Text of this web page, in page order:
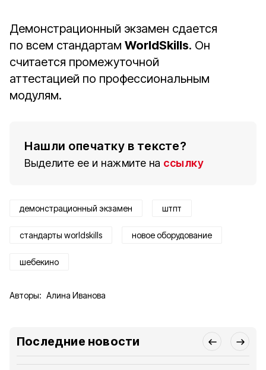
Демонстрационный экзамен сдается
по всем стандартам WorldSkills. Он
считается промежуточной
аттестацией по профессиональным
модулям.
Нашли опечатку в тексте?
Выделите ее и нажмите на ссылку
демонстрационный экзамен штпт
стандарты worldskills новое оборудование
шебекино
Авторы: Алина Иванова
Последние новости